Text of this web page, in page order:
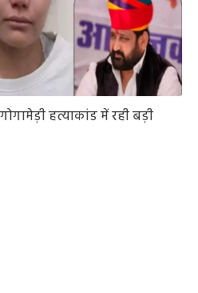
हत्याकांड में रही बड़ी